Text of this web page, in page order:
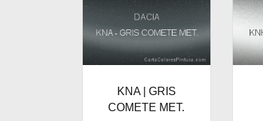
KNA | GRIS
COMETE MET.